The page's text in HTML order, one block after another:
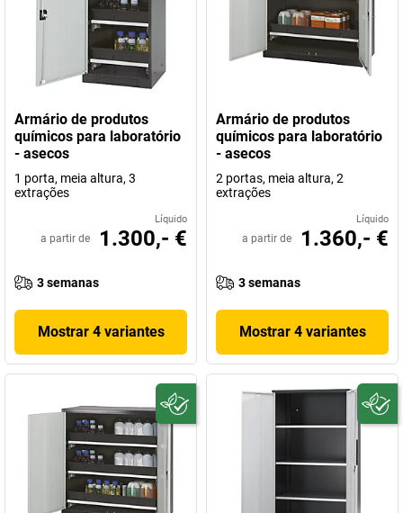
Armário de produtos
químicos para laboratório
- asecos
1 porta, meia altura, 3
extrações
Líquido
a partir de 1.300,- €
3 semanas
Mostrar 4 variantes
Armário de produtos
químicos para laboratório
- asecos
2 portas, meia altura, 2
extrações
Líquido
a partir de 1.360,- €
3 semanas
Mostrar 4 variantes